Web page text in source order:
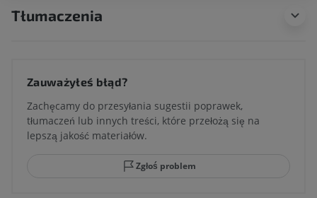
Tłumaczenia
Zauważyłeś błąd?
Zachęcamy do przesyłania sugestii poprawek,
tłumaczeń lub innych treści, które przełożą się na
lepszą jakość materiałów.
Zgłoś problem